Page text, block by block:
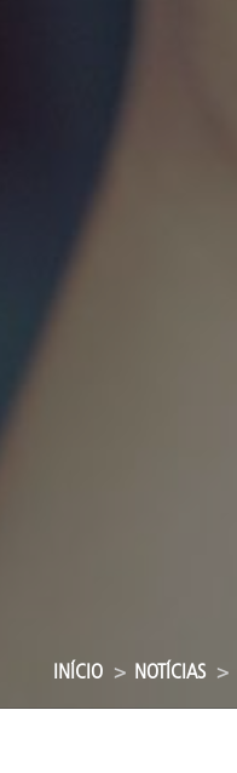
INÍCIO NOTÍCIAS